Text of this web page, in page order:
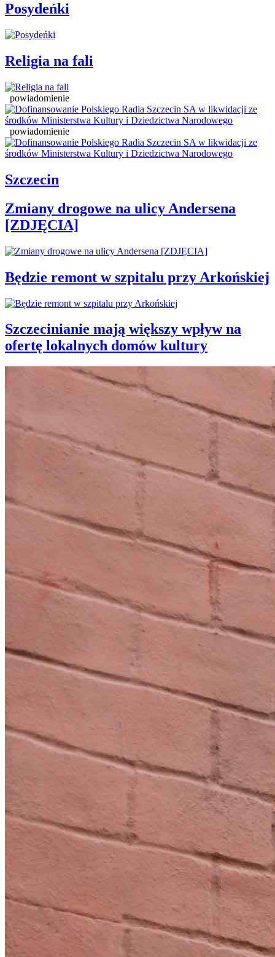
Posydeńki
Religia na fali
powiadomienie
powiadomienie
Szczecin
Zmiany drogowe na ulicy Andersena
[ZDJĘCIA]
Będzie remont w szpitalu przy Arkońskiej
Szczecinianie mają większy wpływ na
ofertę lokalnych domów kultury